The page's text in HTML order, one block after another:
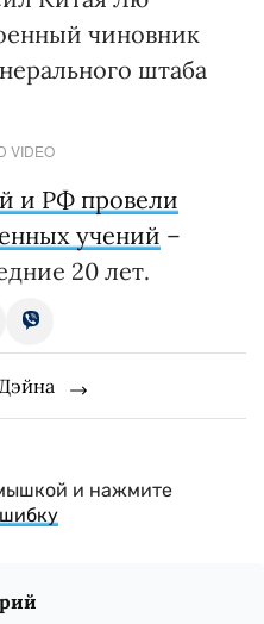
чиновник
штаба
VIDEO
и РФ провели
учений –
20 лет.
и нажмите